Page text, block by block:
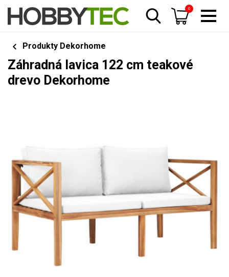
0
Produkty Dekorhome
Záhradná lavica 122 cm teakové
drevo Dekorhome